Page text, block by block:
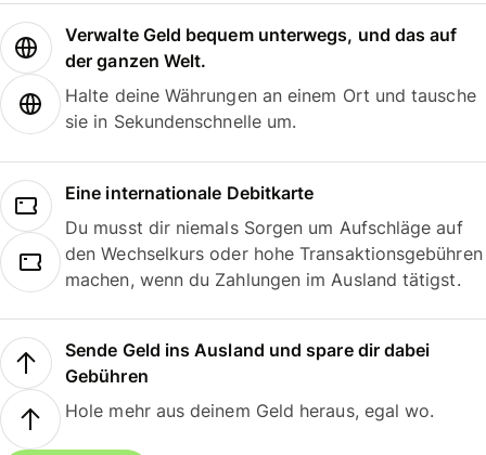
Verwalte Geld bequem unterwegs, und das auf
der ganzen Welt.
Halte deine Währungen an einem Ort und tausche
sie in Sekundenschnelle um.
Eine internationale Debitkarte
Du musst dir niemals Sorgen um Aufschläge auf
den Wechselkurs oder hohe Transaktionsgebühren
machen, wenn du Zahlungen im Ausland tätigst.
Sende Geld ins Ausland und spare dir dabei
Gebühren
Hole mehr aus deinem Geld heraus, egal wo.